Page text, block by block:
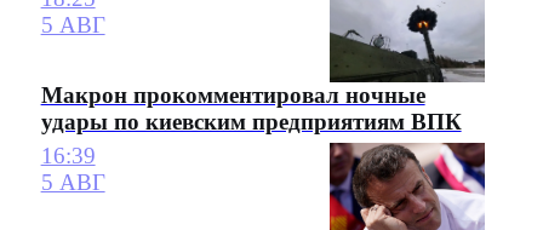
5 АВГ
Макрон прокомментировал ночные
удары по киевским предприятиям ВПК
16:39
5 АВГ